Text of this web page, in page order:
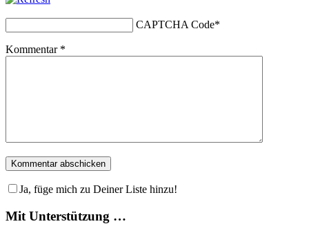
CAPTCHA Code*
Kommentar *
Ja, füge mich zu Deiner Liste hinzu!
Mit Unterstützung …